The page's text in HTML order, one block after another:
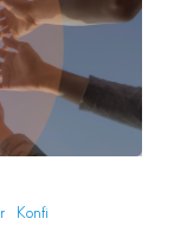
Konfi